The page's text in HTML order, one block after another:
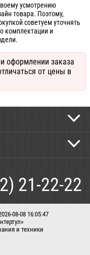
усмотрению
товара. Поэтому,
советуем уточнять
комплектации и
оформлении заказа
от цены в
21-22-22
08-08 16:05:47
и техники